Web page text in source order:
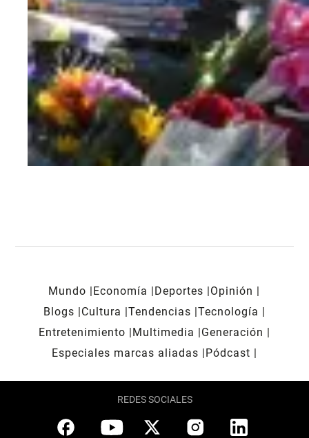
Mundo Economía Deportes
Opinión
Blogs
Cultura Tendencias Tecnología
Entretenimiento
Multimedia
Generación
Especiales marcas aliadas
Pódcast
REDES SOCIALES